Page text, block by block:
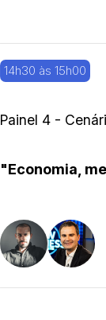
14h30 às 15h00
Painel 4 -
"Economia,